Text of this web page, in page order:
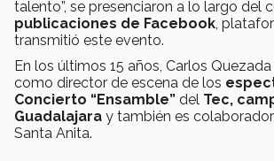
talento”, se presenciaron a lo largo del
publicaciones de Facebook,
transmitió este evento.
En los últimos 15 años, Carlos
como director de escena de los
Concierto “Ensamble” del Tec,
Guadalajara y también es
Santa Anita.